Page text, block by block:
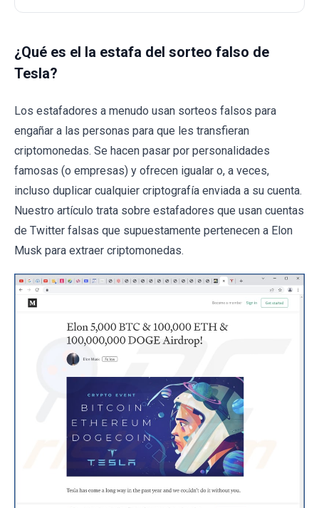
¿Qué es el la estafa del sorteo falso de
Tesla?
Los estafadores a menudo usan sorteos falsos para
engañar a las personas para que les transfieran
criptomonedas. Se hacen pasar por personalidades
famosas (o empresas) y ofrecen igualar o, a veces,
incluso duplicar cualquier criptografía enviada a su cuenta.
Nuestro artículo trata sobre estafadores que usan cuentas
de Twitter falsas que supuestamente pertenecen a Elon
Musk para extraer criptomonedas.